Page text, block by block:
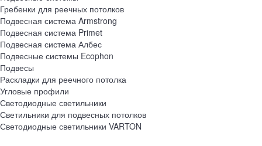
Гребенки для реечных потолков
Подвесная система Armstrong
Подвесная система Primet
Подвесная система Албес
Подвесные системы Ecophon
Подвесы
Раскладки для реечного потолка
Угловые профили
Светодиодные светильники
Светильники для подвесных потолков
Светодиодные светильники VARTON